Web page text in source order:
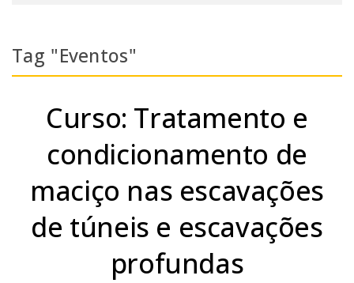
Tag "Eventos"
Curso: Tratamento e
condicionamento de
maciço nas escavações
de túneis e escavações
profundas